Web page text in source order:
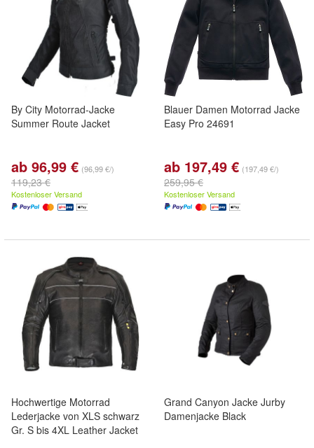
By City Motorrad-Jacke
Summer Route Jacket
ab 96,99 € (96,99 €/)
119,23 €
Kostenloser Versand
Blauer Damen Motorrad Jacke
Easy Pro 24691
ab 197,49 € (197,49 €/)
259,95 €
Kostenloser Versand
Hochwertige Motorrad
Lederjacke von XLS schwarz
Gr. S bis 4XL Leather Jacket
Grand Canyon Jacke Jurby
Damenjacke Black